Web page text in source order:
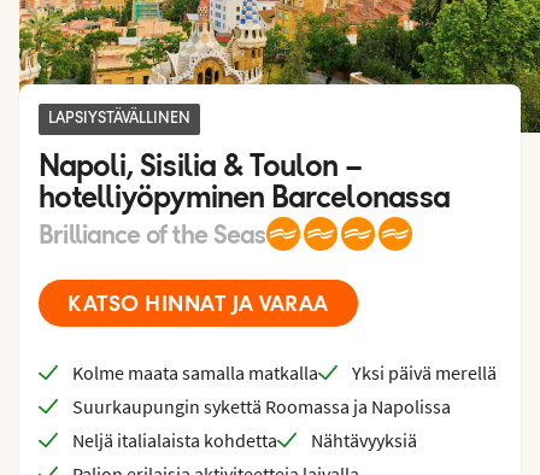
LAPSIYSTÄVÄLLINEN
Napoli, Sisilia & Toulon –
hotelliyöpyminen Barcelonassa
Brilliance of the Seas
KATSO HINNAT JA VARAA
Kolme maata samalla matkalla
Yksi päivä merellä
Suurkaupungin sykettä Roomassa ja Napolissa
Neljä italialaista kohdetta
Nähtävyyksiä